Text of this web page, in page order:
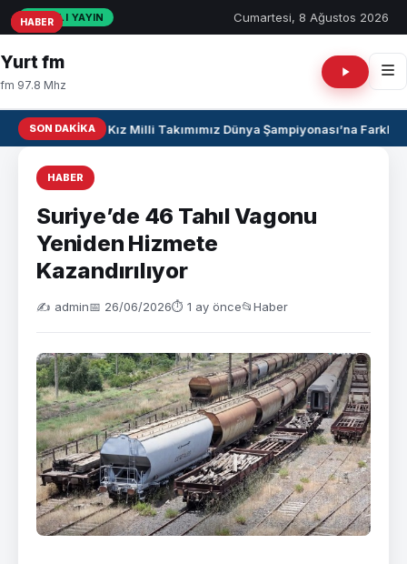
CANLI YAYIN Cumartesi, 8 Ağustos 2026
Yurt fm
fm 97.8 Mhz
SON DAKIKAU17 Kız Milli Takımımız Dünya Şampiyonası’na Farklı
HABER
Suriye’de 46 Tahıl Vagonu
Yeniden Hizmete
Kazandırılıyor
✍️ admin📅 26/06/2026⏱ 1 ay önce📂Haber
HABER
HABER
HABER